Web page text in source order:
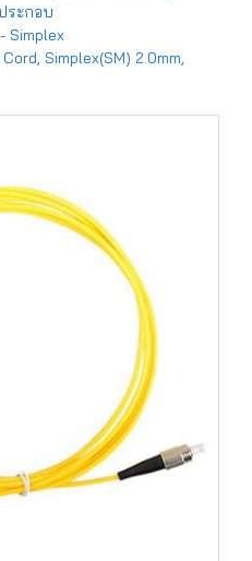
ระกอบ
Simplex
Simplex(SM) 2.0mm,